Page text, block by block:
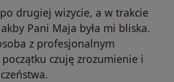
drugiej wizycie, a w trakcie
Pani Maja była mi bliska.
z profesjonalnym
czuję zrozumienie i